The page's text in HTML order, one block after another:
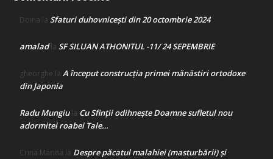
Doina la Sfaturi duhovnicești din 20 octombrie 2024
amaladla SF SILUAN ATHONITUL -11/ 24 SEPEMBRIE
gheorghe la A început construcţia primei mănăstiri ortodoxe
din Japonia
Radu Mungiula Cu Sfinții odihnește Doamne sufletul nou
adormitei roabei Tale…
Crina Marina la Despre păcatul malahiei (masturbării) şi